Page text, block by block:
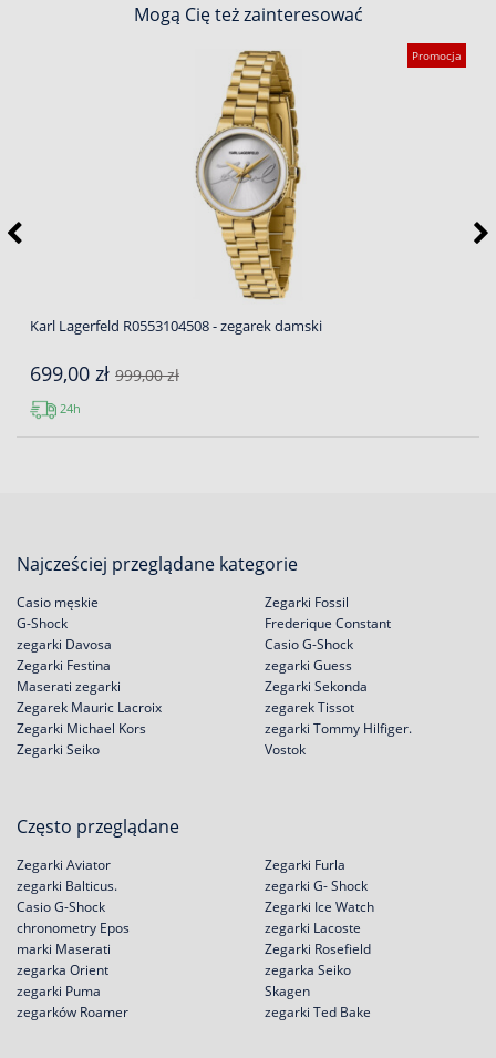
Mogą Cię też zainteresować
Promocja
Karl Lagerfeld R0553104508 - zegarek damski
699,00 zł 999,00 zł
24h
Najcześciej przeglądane kategorie
Casio męskie
G-Shock
zegarki Davosa
Zegarki Festina
Zegarki Fossil
Frederique Constant
Casio G-Shock
zegarki Guess
Maserati zegarki
Zegarek Mauric Lacroix
Zegarki Michael Kors
Zegarki Seiko
Zegarki Sekonda
zegarek Tissot
zegarki Tommy Hilfiger.
Vostok
Często przeglądane
Zegarki Aviator
zegarki Balticus.
Casio G-Shock
chronometry Epos
Zegarki Furla
zegarki G- Shock
Zegarki Ice Watch
zegarki Lacoste
marki Maserati
zegarka Orient
zegarki Puma
zegarków Roamer
Zegarki Rosefield
zegarka Seiko
Skagen
zegarki Ted Bake